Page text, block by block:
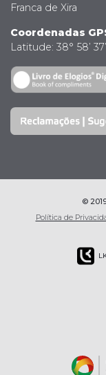
Franca de Xira
Coordenadas
Latitude: 38° 58’
©
Política de